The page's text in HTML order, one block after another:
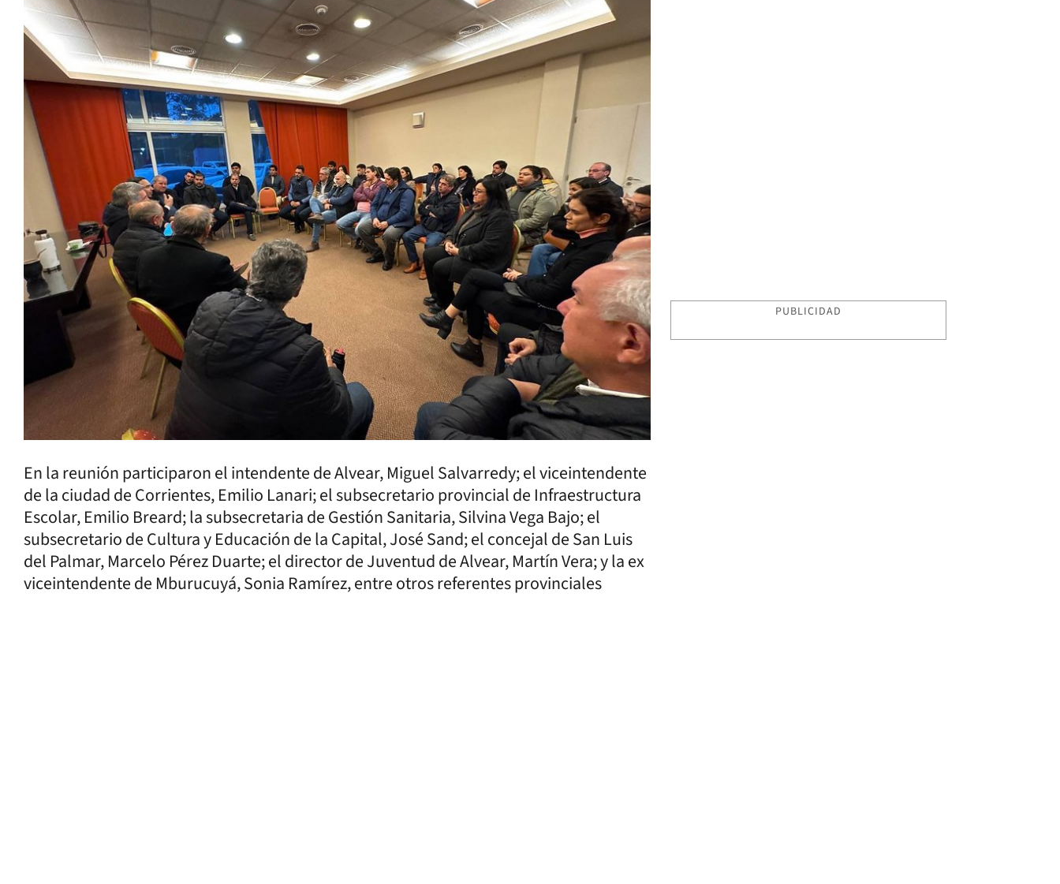
En la reunión participaron el intendente de Alvear, Miguel Salvarredy; el viceintendente
de la ciudad de Corrientes, Emilio Lanari; el subsecretario provincial de Infraestructura
Escolar, Emilio Breard; la subsecretaria de Gestión Sanitaria, Silvina Vega Bajo; el
subsecretario de Cultura y Educación de la Capital, José Sand; el concejal de San Luis
del Palmar, Marcelo Pérez Duarte; el director de Juventud de Alvear, Martín Vera; y la ex
viceintendente de Mburucuyá, Sonia Ramírez, entre otros referentes provinciales
PUBLICIDAD